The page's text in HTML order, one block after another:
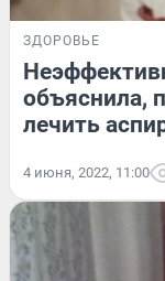
ЗДОРОВЬЕ
объяснила,
лечить
4 июня, 2022, 11:00